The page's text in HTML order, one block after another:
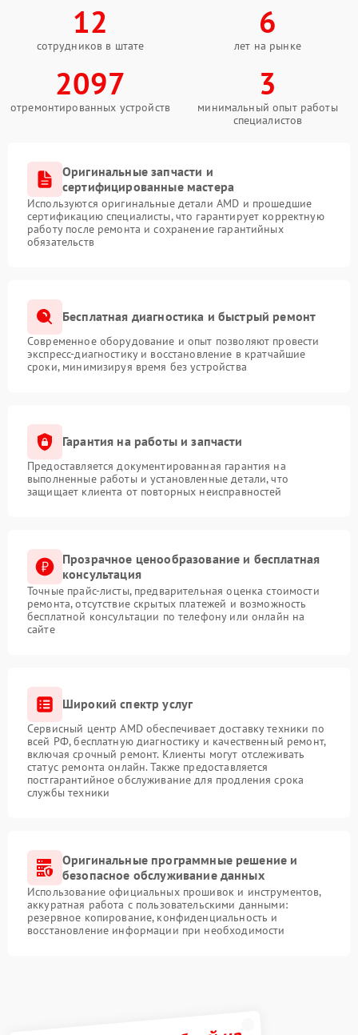
12
сотрудников в штате
6
лет на рынке
2097
отремонтированных устройств
3
минимальный опыт работы
специалистов
Оригинальные запчасти и
сертифицированные мастера
Используются оригинальные детали AMD и прошедшие
сертификацию специалисты, что гарантирует корректную
работу после ремонта и сохранение гарантийных
обязательств
Бесплатная диагностика и быстрый ремонт
Современное оборудование и опыт позволяют провести
экспресс-диагностику и восстановление в кратчайшие
сроки, минимизируя время без устройства
Гарантия на работы и запчасти
Предоставляется документированная гарантия на
выполненные работы и установленные детали, что
защищает клиента от повторных неисправностей
Прозрачное ценообразование и бесплатная
консультация
Точные прайс-листы, предварительная оценка стоимости
ремонта, отсутствие скрытых платежей и возможность
бесплатной консультации по телефону или онлайн на
сайте
Широкий спектр услуг
Сервисный центр AMD обеспечивает доставку техники по
всей РФ, бесплатную диагностику и качественный ремонт,
включая срочный ремонт. Клиенты могут отслеживать
статус ремонта онлайн. Также предоставляется
постгарантийное обслуживание для продления срока
службы техники
Оригинальные программные решение и
безопасное обслуживание данных
Использование официальных прошивок и инструментов,
аккуратная работа с пользовательскими данными:
резервное копирование, конфиденциальность и
восстановление информации при необходимости